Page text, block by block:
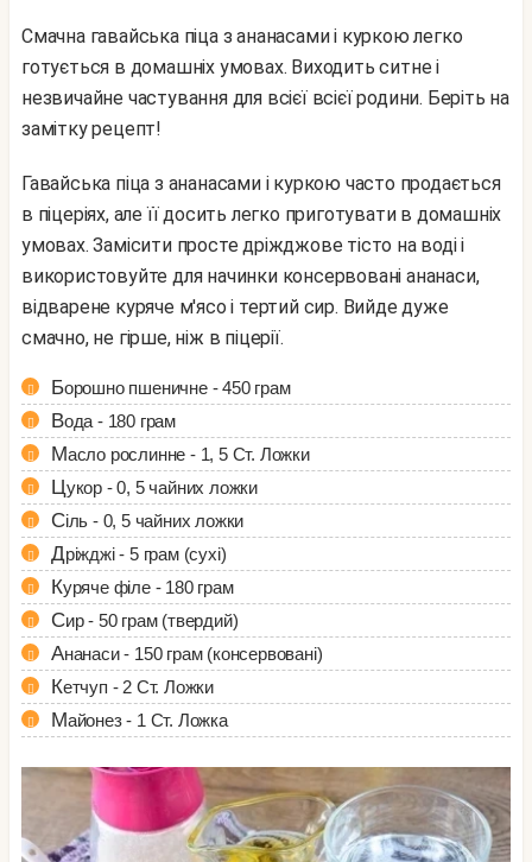
Смачна гавайська піца з ананасами і куркою легко
готується в домашніх умовах. Виходить ситне і
незвичайне частування для всієї всієї родини. Беріть на
замітку рецепт!
Гавайська піца з ананасами і куркою часто продається
в піцеріях, але її досить легко приготувати в домашніх
умовах. Замісити просте дріжджове тісто на воді і
використовуйте для начинки консервовані ананаси,
відварене куряче м'ясо і тертий сир. Вийде дуже
смачно, не гірше, ніж в піцерії.
Борошно пшеничне - 450 грам
Вода - 180 грам
Масло рослинне - 1, 5 Ст. Ложки
Цукор - 0, 5 чайних ложки
Сіль - 0, 5 чайних ложки
Дріжджі - 5 грам (сухі)
Куряче філе - 180 грам
Сир - 50 грам (твердий)
Ананаси - 150 грам (консервовані)
Кетчуп - 2 Ст. Ложки
Майонез - 1 Ст. Ложка